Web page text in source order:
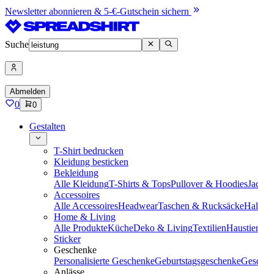
Newsletter abonnieren & 5-€-Gutschein sichern
Suche
Abmelden
0 0
Gestalten
T-Shirt bedrucken
Kleidung besticken
Bekleidung
Alle KleidungT-Shirts & TopsPullover & Hoodies
Accessoires
Alle AccessoiresHeadwearTaschen & Rucksäcke
Home & Living
Alle ProdukteKücheDeko & LivingTextilien
Sticker
Geschenke
Personalisierte GeschenkeGeburtstagsgeschenke